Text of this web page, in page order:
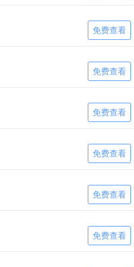
免费查看
免费查看
免费查看
免费查看
免费查看
免费查看